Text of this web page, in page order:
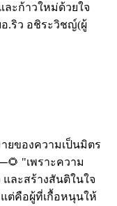
ละก้าวใหม่ด้วยใจ
.ริว อชิระวิชญ์(ผู้
ของความเป็นมิตร
"เพราะความ
ละสร้างสันติในใจ
ต่คือผู้ที่เกื้อหนุนให้